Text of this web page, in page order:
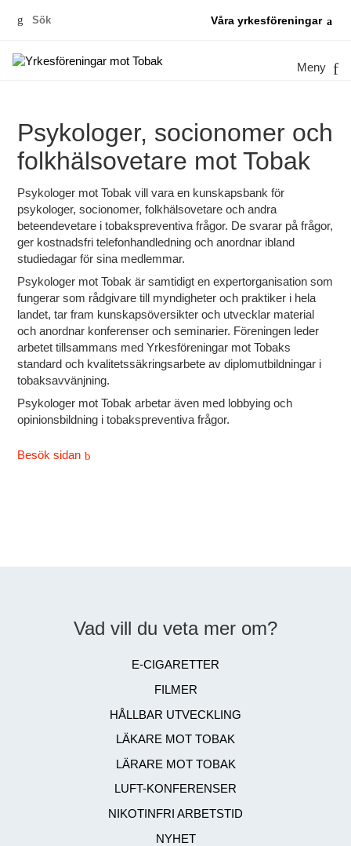
Sök
Våra yrkesföreningar
Meny
Psykologer, socionomer och
folkhälsovetare mot Tobak
Psykologer mot Tobak vill vara en kunskapsbank för
psykologer, socionomer, folkhälsovetare och andra
beteendevetare i tobakspreventiva frågor. De svarar på frågor,
ger kostnadsfri telefonhandledning och anordnar ibland
studiedagar för sina medlemmar.
Psykologer mot Tobak är samtidigt en expertorganisation som
fungerar som rådgivare till myndigheter och praktiker i hela
landet, tar fram kunskapsöversikter och utvecklar material
och anordnar konferenser och seminarier. Föreningen leder
arbetet tillsammans med Yrkesföreningar mot Tobaks
standard och kvalitetssäkringsarbete av diplomutbildningar i
tobaksavvänjning.
Psykologer mot Tobak arbetar även med lobbying och
opinionsbildning i tobakspreventiva frågor.
Besök sidan
Vad vill du veta mer om?
E-CIGARETTER
FILMER
HÅLLBAR UTVECKLING
LÄKARE MOT TOBAK
LÄRARE MOT TOBAK
LUFT-KONFERENSER
NIKOTINFRI ARBETSTID
NYHET